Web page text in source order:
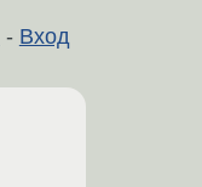
- Вход